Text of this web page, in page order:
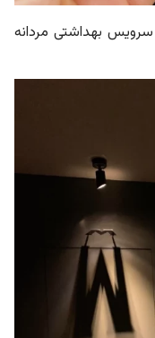
بهداشتی مردانه